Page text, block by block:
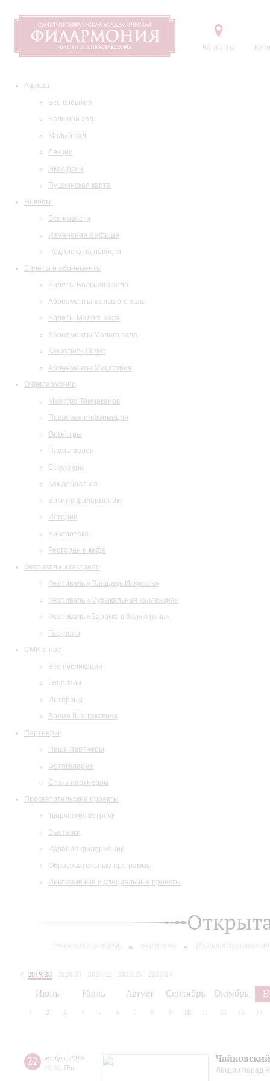
Контакты
Афиша
Все события
Большой зал
Малый зал
Лекции
Экскурсии
Пушкинская карта
Новости
Все новости
Изменения в афише
Подписка на новости
Билеты и абонементы
Билеты Большого зала
Абонементы Большого зала
Билеты Малого зала
Абонементы Малого зала
Как купить билет
Абонементы Музитория
О филармонии
Маэстро Темирканов
Правовая информация
Оркестры
Планы залов
Структура
Как добраться
Визит в филармонию
История
Библиотека
Ресторан и кафе
Фестивали и гастроли
Фестиваль «Площадь Искусств»
Фестиваль «Музыкальная коллекция»
Фестиваль «Барокко в белую ночь»
Гастроли
СМИ о нас
Все публикации
Рецензии
Интервью
Время Шостаковича
Партнеры
Наши партнеры
Фотогалерея
Стать партнером
Просветительские проекты
Творческие встречи
Выставки
Издания филармонии
Образовательные программы
Инклюзивные и специальные проекты
Творческие встречи Выставки Издания
2019/20 2020/21 2021/22 2022/23
2023/24
Июнь Июль Август Сентябрь Октябрь
2 3 4 5 6 7 8 9 10 12 13 14
22 ноября 2019
18:30 Пт Лекции перед